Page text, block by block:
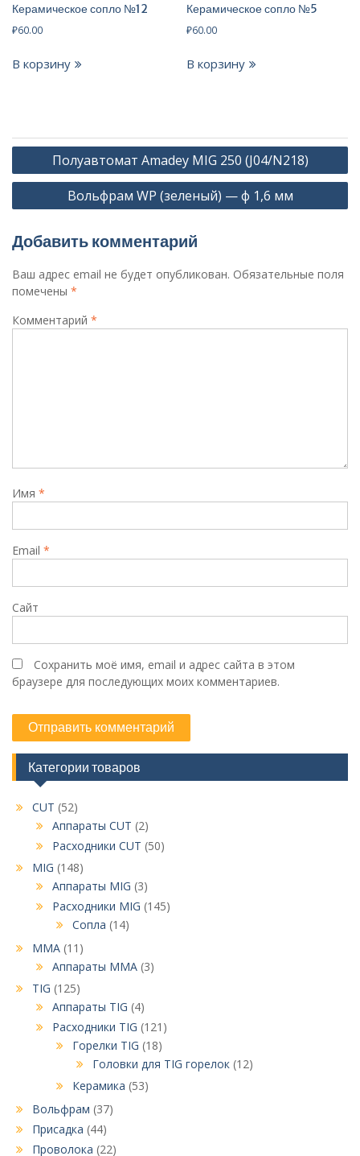
Керамическое сопло №12
₽60.00
В корзину
Керамическое сопло №5
₽60.00
В корзину
Навигация
по
записям
Полуавтомат Amadey MIG 250 (J04/N218)
Вольфрам WP (зеленый) — ф 1,6 мм
Добавить комментарий
Ваш адрес email не будет опубликован. Обязательные поля
помечены *
Комментарий *
Имя *
Email *
Сайт
Сохранить моё имя, email и адрес сайта в этом
браузере для последующих моих комментариев.
Категории товаров
CUT (52)
Аппараты CUT (2)
Расходники CUT (50)
MIG (148)
Аппараты MIG (3)
Расходники MIG (145)
Сопла (14)
MMA (11)
Аппараты MMA (3)
TIG (125)
Аппараты TIG (4)
Расходники TIG (121)
Горелки TIG (18)
Головки для TIG горелок (12)
Керамика (53)
Вольфрам (37)
Присадка (44)
Проволока (22)